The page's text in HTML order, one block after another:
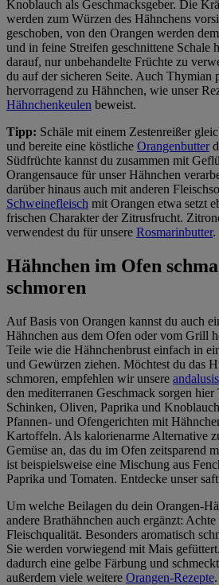
Knoblauch als Geschmacksgeber. Die
werden zum Würzen des Hähnchens
geschoben, von den Orangen werden
und in feine Streifen geschnittene Schale
darauf, nur unbehandelte Früchte zu
du auf der sicheren Seite. Auch Thymian
hervorragend zu Hähnchen, wie unser
Hähnchenkeulen beweist.
Tipp: Schäle mit einem Zestenreißer
und bereite eine köstliche Orangenbutter
Südfrüchte kannst du zusammen mit
Orangensauce für unser Hähnchen
darüber hinaus auch mit anderen
Schweinefleisch mit Orangen etwa setzt
frischen Charakter der Zitrusfrucht.
verwendest du für unsere Rosmarinbutter.
Hähnchen im Ofen
schmoren
Auf Basis von Orangen kannst du auch
Hähnchen aus dem Ofen oder vom Grill
Teile wie die Hähnchenbrust einfach in
und Gewürzen ziehen. Möchtest du das
schmoren, empfehlen wir unsere
den mediterranen Geschmack sorgen
Schinken, Oliven, Paprika und
Pfannen- und Ofengerichten mit
Kartoffeln. Als kalorienarme Alternative
Gemüse an, das du im Ofen zeitsparend
ist beispielsweise eine Mischung aus
Paprika und Tomaten. Entdecke unser
Um welche Beilagen du dein Orangen-
andere Brathähnchen auch ergänzt:
Fleischqualität. Besonders aromatisch
Sie werden vorwiegend mit Mais
dadurch eine gelbe Färbung und
außerdem viele weitere Orangen-Rezepte.